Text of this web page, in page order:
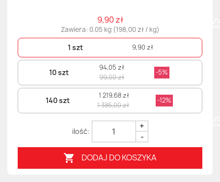
9,90 zł
Zawiera: 0.05 kg (198,00 zł / kg)
1 szt 9,90 zł
10 szt
94,05 zł
99,00 zł
-5%
140 szt
1 219,68 zł
1 386,00 zł
-12%
+
-
 DODAJ DO KOSZYKA